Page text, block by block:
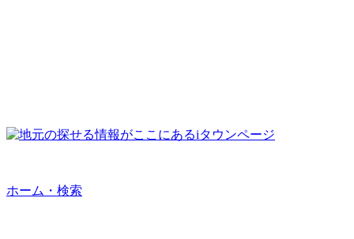
ホーム・検索